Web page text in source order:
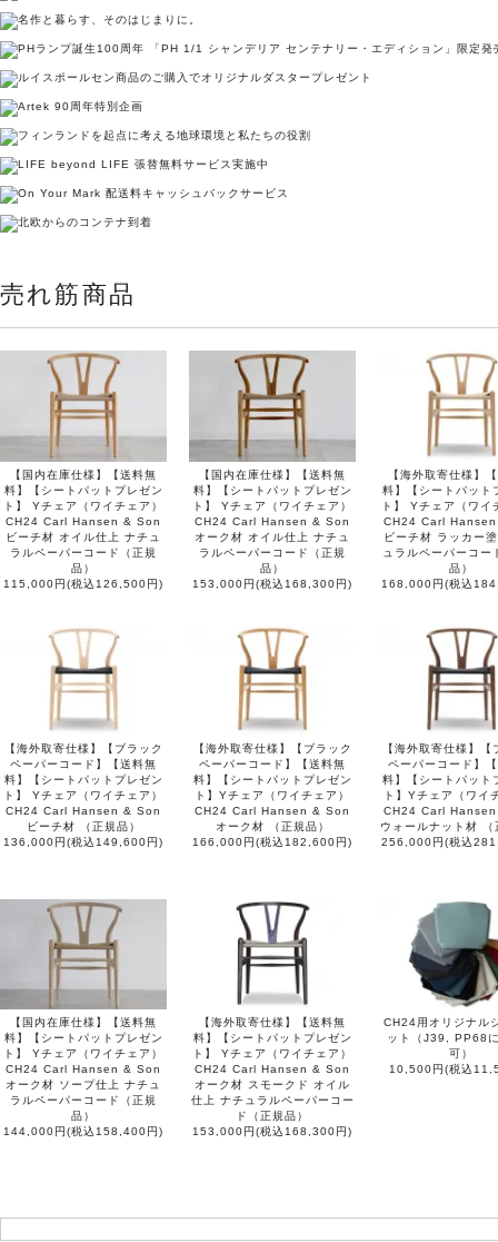
売れ筋商品
【国内在庫仕様】【送料無
料】【シートパットプレゼン
ト】 Yチェア（ワイチェア）
CH24 Carl Hansen & Son
ビーチ材 オイル仕上 ナチュ
ラルペーパーコード（正規
品）
115,000円(税込126,500円)
【国内在庫仕様】【送料無
料】【シートパットプレゼン
ト】 Yチェア（ワイチェア）
CH24 Carl Hansen & Son
オーク材 オイル仕上 ナチュ
ラルペーパーコード（正規
品）
153,000円(税込168,300円)
【海外取寄仕様】
料】【シートパット
ト】 Yチェア（ワイ
CH24 Carl
ビーチ材 ラッカー
ュラルペーパーコー
品）
168,000円(税込
【海外取寄仕様】【ブラック
ペーパーコード】【送料無
料】【シートパットプレゼン
ト】 Yチェア（ワイチェア）
CH24 Carl Hansen & Son
ビーチ材 （正規品）
136,000円(税込149,600円)
【海外取寄仕様】【ブラック
ペーパーコード】【送料無
料】【シートパットプレゼン
ト】Yチェア（ワイチェア）
CH24 Carl Hansen & Son
オーク材 （正規品）
166,000円(税込182,600円)
【海外取寄仕様】【
ペーパーコード】
料】【シートパット
ト】Yチェア（ワイ
CH24 Carl
ウォールナット材 （
256,000円(税込
【国内在庫仕様】【送料無
料】【シートパットプレゼン
ト】 Yチェア（ワイチェア）
CH24 Carl Hansen & Son
オーク材 ソープ仕上 ナチュ
ラルペーパーコード（正規
品）
144,000円(税込158,400円)
【海外取寄仕様】【送料無
料】【シートパットプレゼン
ト】 Yチェア（ワイチェア）
CH24 Carl Hansen & Son
オーク材 スモークド オイル
仕上 ナチュラルペーパーコー
ド（正規品）
153,000円(税込168,300円)
CH24用オリジナル
ット（J39, PP68
可）
10,500円(税込